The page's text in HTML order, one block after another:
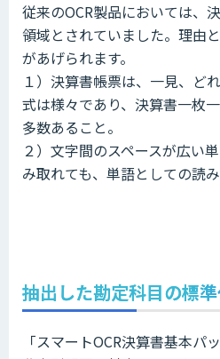
従来のOCR製品においては、
領域とされていました。理由
があげられます。
１）決算書帳票は、一見、ど
式は様々であり、決算書一枚
多数あること。
２）文字間のスペースが広い
み取れても、単語としての読
抽出した勘定科目の標
「スマートOCR決算書基本パ